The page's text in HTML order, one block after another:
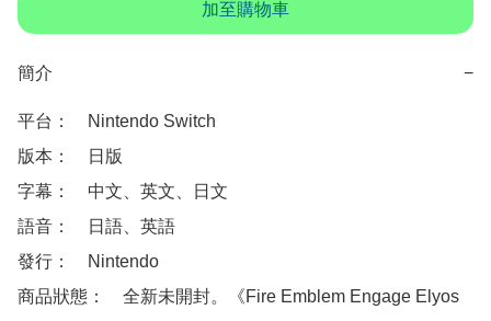
加至購物車
簡介 −
平台：　Nintendo Switch
版本：　日版
字幕：　中文、英文、日文
語音：　日語、英語
發行：　Nintendo
商品狀態：　全新未開封。《Fire Emblem Engage Elyos